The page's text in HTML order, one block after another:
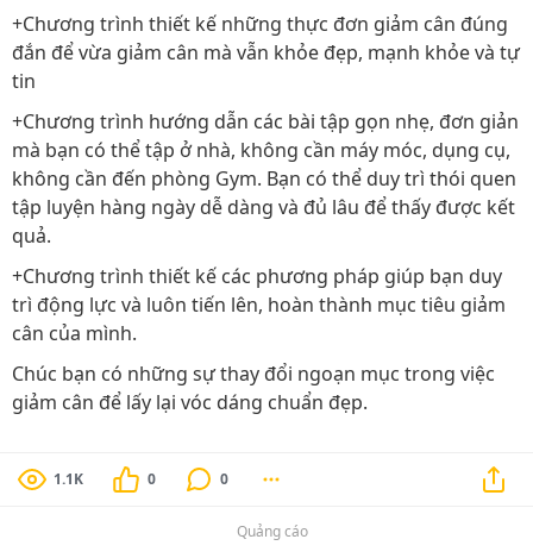
+Chương trình thiết kế những thực đơn giảm cân đúng
đắn để vừa giảm cân mà vẫn khỏe đẹp, mạnh khỏe và tự
tin
+Chương trình hướng dẫn các bài tập gọn nhẹ, đơn giản
mà bạn có thể tập ở nhà, không cần máy móc, dụng cụ,
không cần đến phòng Gym. Bạn có thể duy trì thói quen
tập luyện hàng ngày dễ dàng và đủ lâu để thấy được kết
quả.
+Chương trình thiết kế các phương pháp giúp bạn duy
trì động lực và luôn tiến lên, hoàn thành mục tiêu giảm
cân của mình.
Chúc bạn có những sự thay đổi ngoạn mục trong việc
giảm cân để lấy lại vóc dáng chuẩn đẹp.
1.1K 0 0
Quảng cáo